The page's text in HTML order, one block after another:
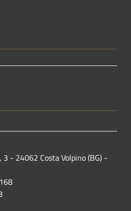
- 24062 Costa Volpino (BG) -